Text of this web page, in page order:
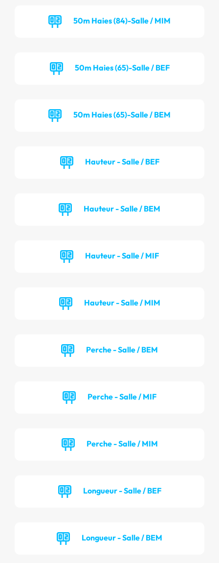
50m Haies (84)-Salle / MIM
50m Haies (65)-Salle / BEF
50m Haies (65)-Salle / BEM
Hauteur - Salle / BEF
Hauteur - Salle / BEM
Hauteur - Salle / MIF
Hauteur - Salle / MIM
Perche - Salle / BEM
Perche - Salle / MIF
Perche - Salle / MIM
Longueur - Salle / BEF
Longueur - Salle / BEM